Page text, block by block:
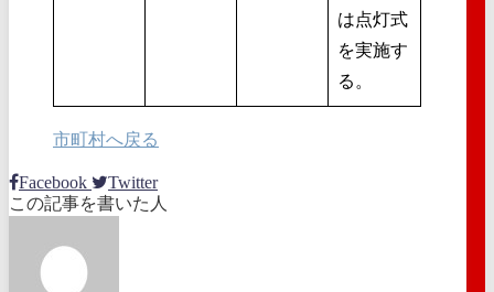
は点灯式
を実施す
る。
市町村へ戻る
Facebook
Twitter
この記事を書いた人